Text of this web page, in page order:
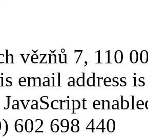
vězňů 7, 110
email address
602 698 440